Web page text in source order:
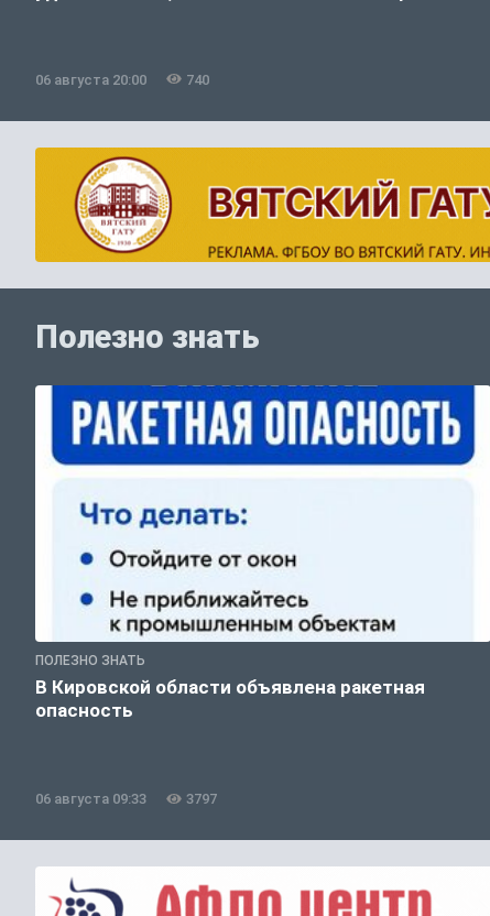
06 августа 20:00 740
Полезно знать
ПОЛЕЗНО ЗНАТЬ
В Кировской области объявлена ракетная
опасность
06 августа 09:33 3797